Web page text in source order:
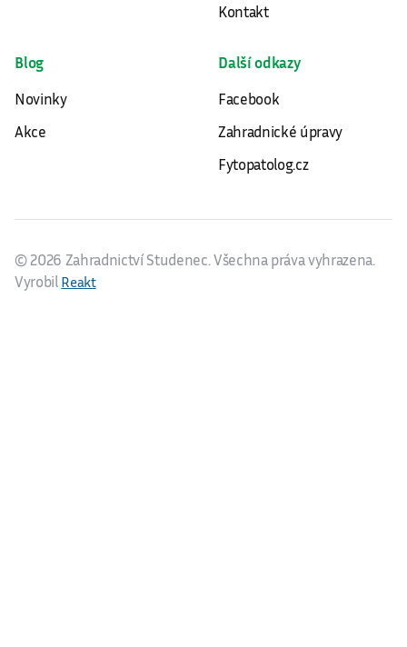
Kontakt
Blog
Novinky
Akce
Další odkazy
Facebook
Zahradnické úpravy
Fytopatolog.cz
© 2026 Zahradnictví Studenec. Všechna práva vyhrazena.
Vyrobil Reakt